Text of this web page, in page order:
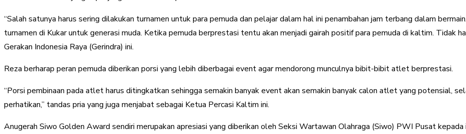
“Salah satunya harus sering dilakukan turnamen untuk para pemuda dan pelajar dalam hal ini penambahan jam terbang dalam
turnamen di Kukar untuk generasi muda. Ketika pemuda berprestasi tentu akan menjadi gairah positif para pemuda di kaltim. Tidak
Gerakan Indonesia Raya (Gerindra) ini.
Reza berharap peran pemuda diberikan porsi yang lebih diberbagai event agar mendorong munculnya bibit-bibit atlet berprestasi.
“Porsi pembinaan pada atlet harus ditingkatkan sehingga semakin banyak event akan semakin banyak calon atlet yang potensial,
perhatikan,” tandas pria yang juga menjabat sebagai Ketua Percasi Kaltim ini.
Anugerah Siwo Golden Award sendiri merupakan apresiasi yang diberikan oleh Seksi Wartawan Olahraga (Siwo) PWI Pusat